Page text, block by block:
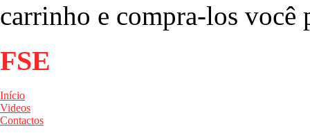
carrinho e compra-los você
FSE
Início
Videos
Contactos